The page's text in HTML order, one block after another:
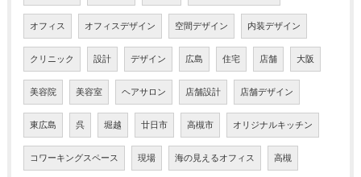
オフィス オフィスデザイン 空間デザイン 内装デザイン
クリニック 設計 デザイン 広島 住宅 店舗 大阪
美容院 美容室 ヘアサロン 店舗設計 店舗デザイン
東広島 呉 堀越 廿日市 高槻市 オリジナルキッチン
コワーキングスペース 現場 海の見えるオフィス 高槻